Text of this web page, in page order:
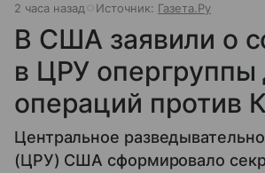
2 часа назад Источник: Газета.Ру
В США заявили о
в ЦРУ опергруппы
операций против
Центральное
(ЦРУ) США сформировало